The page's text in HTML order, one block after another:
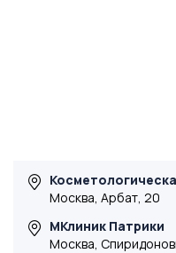
Москва, Арбат, 20
МКлиник Патрики
Москва,